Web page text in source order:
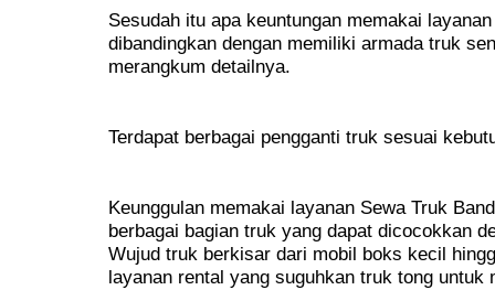
Sesudah itu apa keuntungan memakai
dibandingkan dengan memiliki armada truk
merangkum detailnya.
Terdapat berbagai pengganti truk sesuai
Keunggulan memakai layanan Sewa Truk
berbagai bagian truk yang dapat dicocokkan
Wujud truk berkisar dari mobil boks kecil
layanan rental yang suguhkan truk tong